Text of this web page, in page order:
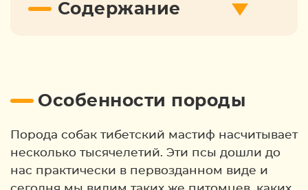
Содержание
Особенности породы
Порода собак тибетский мастиф насчитывает
несколько тысячелетий. Эти псы дошли до
нас практически в первозданном виде и